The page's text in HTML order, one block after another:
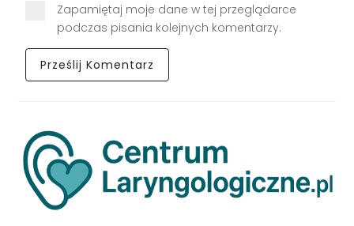
Zapamiętaj moje dane w tej przeglądarce
podczas pisania kolejnych komentarzy.